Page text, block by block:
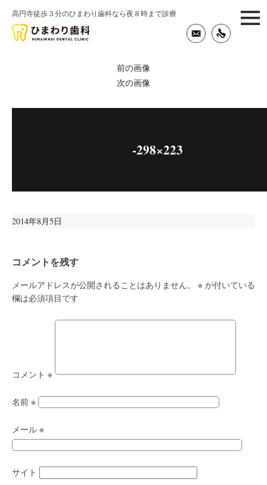
高円寺徒歩３分のひまわり歯科なら夜８時まで診療
前の画像
次の画像
-298×223
投
2014年8月5日
コメントを残す
メールアドレスが公開されることはありません。 ※ が付いている
欄は必須項目です
コメント ※
名前 ※
メール ※
サイト